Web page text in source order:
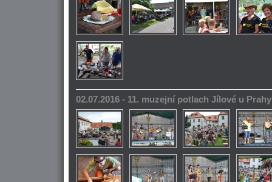
02.07.2016 - 11. muzejní potlach Jílové u Prahy